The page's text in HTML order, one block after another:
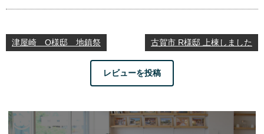
津屋崎 O様邸 地鎮祭 古賀市 R様邸 上棟しました
レビューを投稿